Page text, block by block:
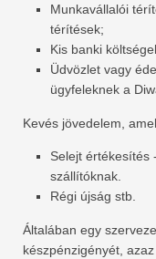
Munkavállalói
térítések;
Kis banki
Üdvözlet vagy
ügyfeleknek a
Kevés jövedelem,
Selejt értékesítés
szállítóknak.
Régi újság stb.
Általában egy
készpénzigényét,